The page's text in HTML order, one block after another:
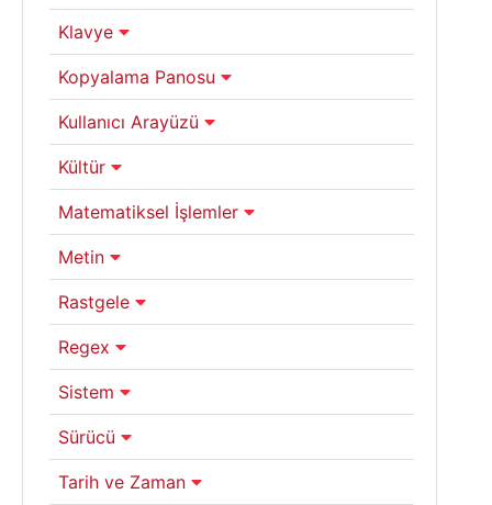
Klavye
Kopyalama Panosu
Kullanıcı Arayüzü
Kültür
Matematiksel İşlemler
Metin
Rastgele
Regex
Sistem
Sürücü
Tarih ve Zaman